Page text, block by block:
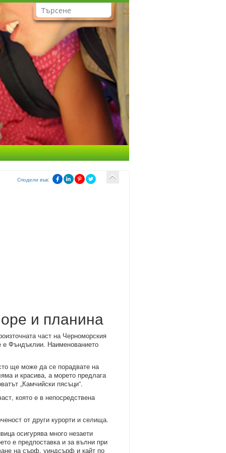
Сподели във:
и планина
част на Черноморския
е Фъндъклии. Наименованието
ще може да се порадвате на
и красива, а морето предлага
„Камчийски пясъци”.
която е в непосредствена
от други курорти и селища.
осигурява много незаети
е предпоставка и за вълни при
на сърф, уиндсърф и кайт по